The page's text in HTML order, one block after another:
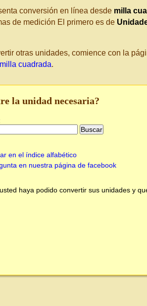
conversión en línea desde milla
de medición El primero es de
otras unidades, comience con la
cuadrada.
la unidad necesaria?
en el índice alfabético
en nuestra página de facebook
haya podido convertir sus unidades y